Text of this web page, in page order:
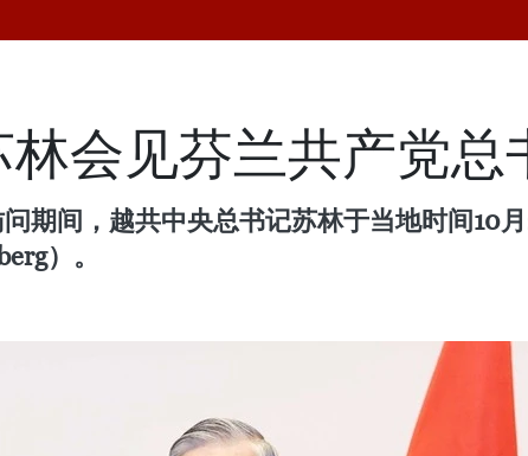
会见芬兰共产党总
期间，越共中央总书记苏林于当地时间10
）。